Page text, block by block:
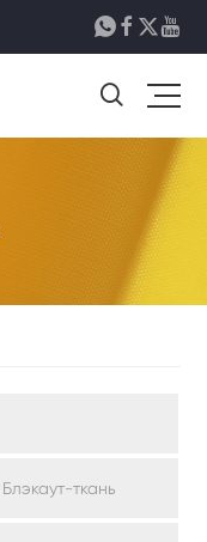
  

Блэкаут-ткань